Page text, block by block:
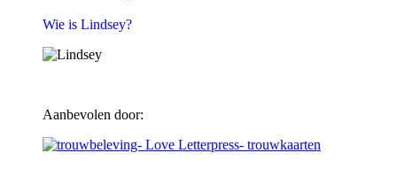
Wie is Lindsey?
Aanbevolen door: